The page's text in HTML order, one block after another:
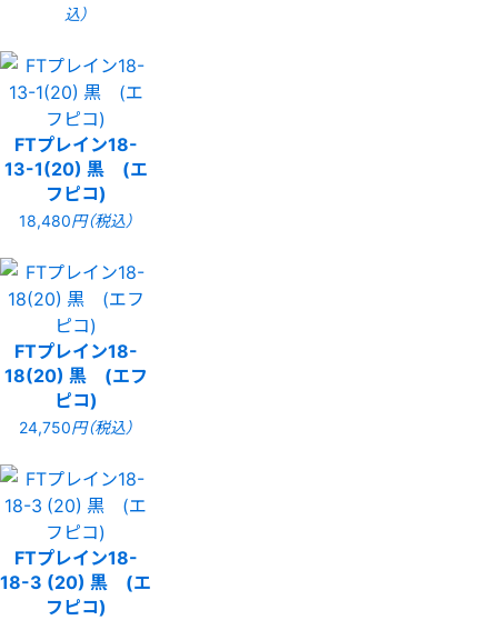
込）
FTプレイン18-
13-1(20) 黒 (エ
フピコ)
18,480円（税込）
FTプレイン18-
18(20) 黒 (エフ
ピコ)
24,750円（税込）
FTプレイン18-
18-3 (20) 黒 (エ
フピコ)